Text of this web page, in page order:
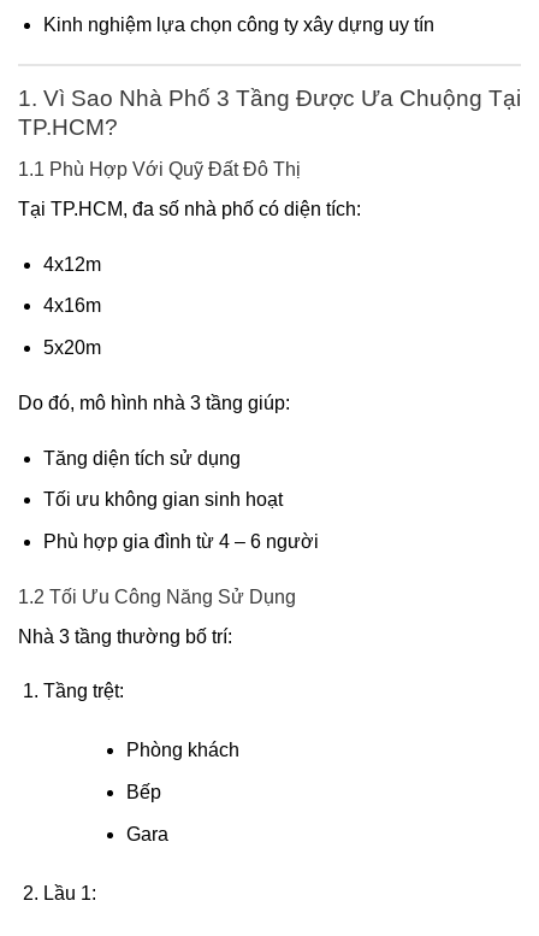
Kinh nghiệm lựa chọn công ty xây dựng uy tín
1. Vì Sao Nhà Phố 3 Tầng Được Ưa Chuộng Tại
TP.HCM?
1.1 Phù Hợp Với Quỹ Đất Đô Thị
Tại TP.HCM, đa số nhà phố có diện tích:
4x12m
4x16m
5x20m
Do đó, mô hình nhà 3 tầng giúp:
Tăng diện tích sử dụng
Tối ưu không gian sinh hoạt
Phù hợp gia đình từ 4 – 6 người
1.2 Tối Ưu Công Năng Sử Dụng
Nhà 3 tầng thường bố trí:
Tầng trệt:
Phòng khách
Bếp
Gara
Lầu 1: